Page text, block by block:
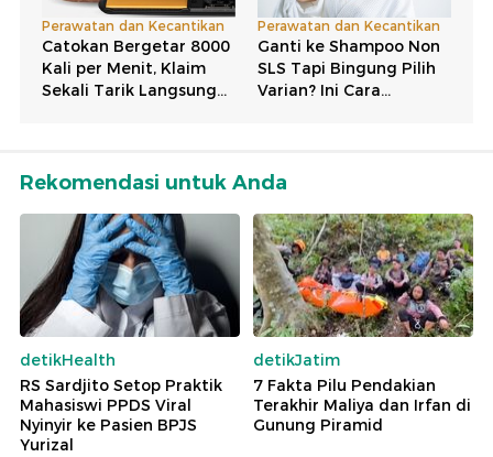
Rekomendasi untuk Anda
detikHealth
RS Sardjito Setop Praktik
Mahasiswi PPDS Viral
Nyinyir ke Pasien BPJS
Yurizal
detikJatim
7 Fakta Pilu Pendakian
Terakhir Maliya dan Irfan di
Gunung Piramid